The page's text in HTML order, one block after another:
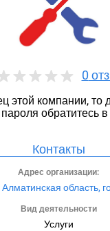
0
этой компании, то
обратитесь в
Контакты
Адрес организации:
Алматинская область,
Вид деятельности
Услуги